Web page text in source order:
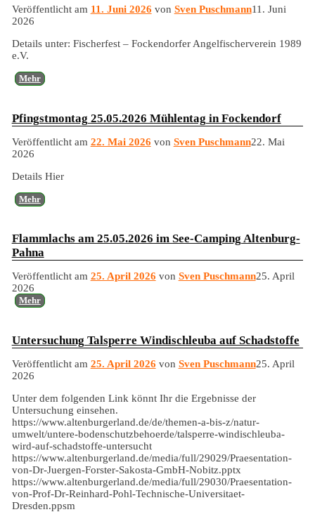
Veröffentlicht am 11. Juni 2026 von Sven Puschmann11. Juni
2026
Details unter: Fischerfest – Fockendorfer Angelfischerverein 1989
e.V.
Mehr
Pfingstmontag 25.05.2026 Mühlentag in Fockendorf
Veröffentlicht am 22. Mai 2026 von Sven Puschmann22. Mai
2026
Details Hier
Mehr
Flammlachs am 25.05.2026 im See-Camping Altenburg-
Pahna
Veröffentlicht am 25. April 2026 von Sven Puschmann25. April
2026
Mehr
Untersuchung Talsperre Windischleuba auf Schadstoffe
Veröffentlicht am 25. April 2026 von Sven Puschmann25. April
2026
Unter dem folgenden Link könnt Ihr die Ergebnisse der
Untersuchung einsehen.
https://www.altenburgerland.de/de/themen-a-bis-z/natur-
umwelt/untere-bodenschutzbehoerde/talsperre-windischleuba-
wird-auf-schadstoffe-untersucht
https://www.altenburgerland.de/media/full/29029/Praesentation-
von-Dr-Juergen-Forster-Sakosta-GmbH-Nobitz.pptx
https://www.altenburgerland.de/media/full/29030/Praesentation-
von-Prof-Dr-Reinhard-Pohl-Technische-Universitaet-
Dresden.ppsm